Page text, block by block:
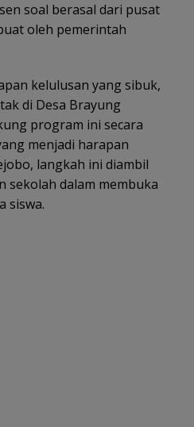
soal berasal dari pusat
oleh pemerintah
kelulusan yang sibuk,
di Desa Brayung
program ini secara
menjadi harapan
langkah ini diambil
sekolah dalam membuka
siswa.